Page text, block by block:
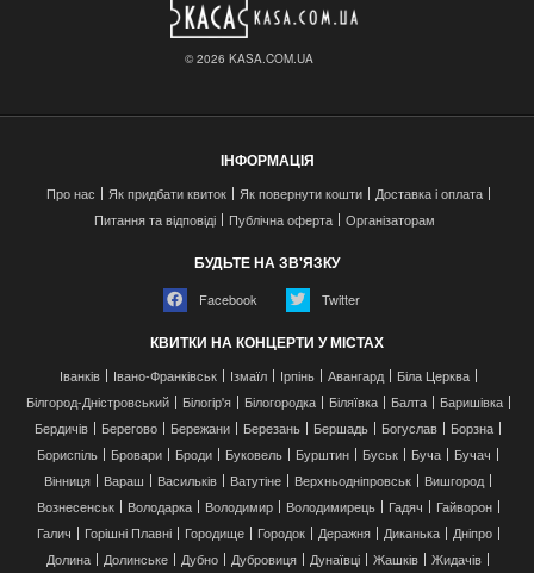
© 2026 KASA.COM.UA
ІНФОРМАЦІЯ
Про нас Як придбати квиток Як повернути кошти
Доставка і оплата
Питання та відповіді
Публічна оферта Організаторам
БУДЬТЕ НА ЗВ'ЯЗКУ
Facebook Twitter
КВИТКИ НА КОНЦЕРТИ У МІСТАХ
Іванків Івано-Франківськ Ізмаїл Ірпінь Авангард
Біла Церква
Білгород-Дністровський
Білогір'я Білогородка Біляївка Балта
Баришівка
Бердичів
Берегово Бережани Березань Бершадь Богуслав
Борзна
Бориспіль
Бровари Броди Буковель Бурштин Буськ Буча
Бучач
Вінниця
Вараш Васильків Ватутіне Верхньодніпровськ
Вишгород
Вознесенськ
Володарка Володимир Володимирець Гадяч
Гайворон
Галич
Горішні Плавні Городище Городок Деражня Диканька
Дніпро
Долина
Долинське Дубно Дубровиця Дунаївці Жашків
Жидачів